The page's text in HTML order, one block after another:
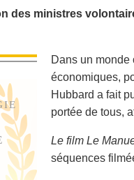
des ministres
Dans un monde
économiques,
Hubbard a fait
portée de tous,
Le film Le
séquences